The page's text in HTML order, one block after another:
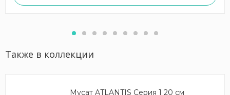
Также в коллекции
Мусат ATLANTIS Серия 1 20 см